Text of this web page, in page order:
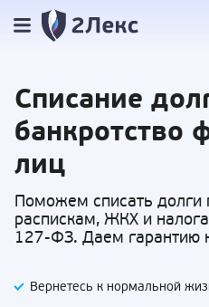
Списание
банкротство
лиц
Поможем списать
распискам, ЖКХ и
127-ФЗ. Даем гарантию
Вернетесь к нормальной